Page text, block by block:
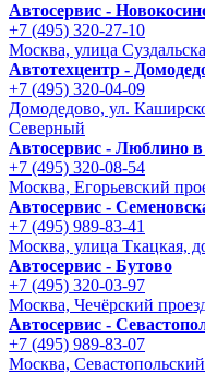
Автосервис -
+7 (495) 320-27-10
Москва, улица
Автотехцентр -
+7 (495) 320-04-09
Домодедово, ул.
Северный
Автосервис - Люблино
+7 (495) 320-08-54
Москва, Егорьевский
Автосервис -
+7 (495) 989-83-41
Москва, улица Ткацкая,
Автосервис - Бутово
+7 (495) 320-03-97
Москва, Чечёрский
Автосервис -
+7 (495) 989-83-07
Москва,